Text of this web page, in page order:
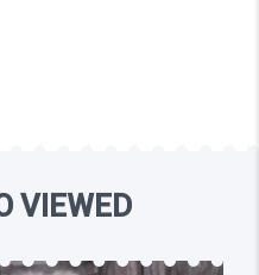
VIEWED